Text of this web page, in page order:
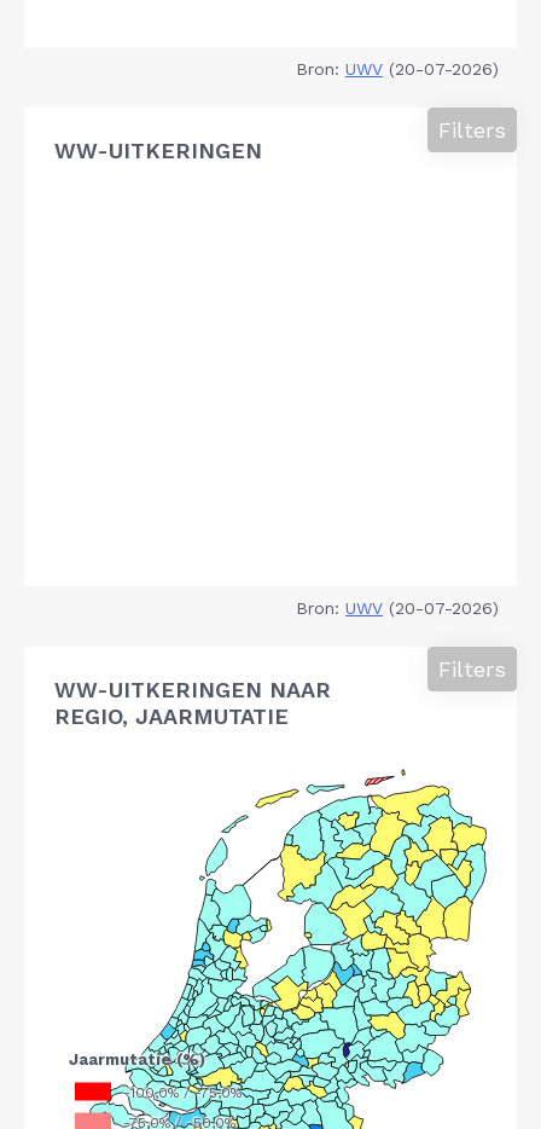
Bron: UWV (20-07-2026)
WW-UITKERINGEN
Filters
Bron: UWV (20-07-2026)
WW-UITKERINGEN NAAR
REGIO, JAARMUTATIE
Filters